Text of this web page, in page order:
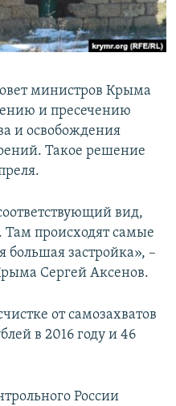
министров Крыма
и пресечению
и освобождения
Такое решение
вид,
происходят самые
застройка», –
Сергей Аксенов.
от самозахватов
в 2016 году и 46
России